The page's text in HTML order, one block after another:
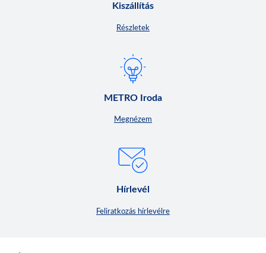
Kiszállítás
Részletek
METRO Iroda
Megnézem
Hírlevél
Feliratkozás hírlevélre